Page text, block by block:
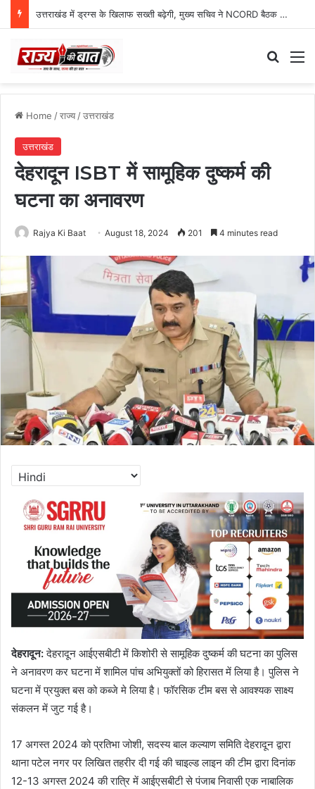
उत्तराखंड में ड्रग्स के खिलाफ सख्ती बढ़ेगी, मुख्य सचिव ने NCORD बैठक में दिए कड़े निर्देश
Home /राज्य/उत्तराखंड
उत्तराखंड
देहरादून ISBT में सामूहिक दुष्कर्म की
घटना का अनावरण
Rajya Ki Baat August 18, 2024 201 4 minutes read
देहरादून:देहरादून आईएसबीटी में किशोरी से सामूहिक दुष्कर्म की घटना का पुलिस
ने अनावरण कर घटना में शामिल पांच अभियुक्तों को हिरासत में लिया है। पुलिस ने
घटना में प्रयुक्त बस को कब्जे मे लिया है। फॉरसिक टीम बस से आवश्यक साक्ष्य
संकलन में जुट गई है।
17 अगस्त 2024 को प्रतिभा जोशी, सदस्य बाल कल्याण समिति देहरादून द्वारा
थाना पटेल नगर पर लिखित तहरीर दी गई की चाइल्ड लाइन की टीम द्वारा दिनांक
12-13 अगस्त 2024 की रात्रि में आईएसबीटी से पंजाब निवासी एक नाबालिक